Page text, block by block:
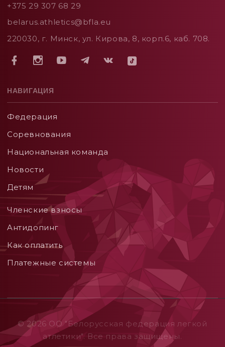
+375 29 307 68 29
belarus.athletics@bfla.eu
220030, г. Минск, ул. Кирова, 8, корп.6, каб. 708.
НАВИГАЦИЯ
Федерация
Соревнования
Национальная команда
Новости
Детям
Членские взносы
Aнтидопинг
Как оплатить
Платежные системы
© 2026 ОO "Белорусская федерация легкой
атлетики". Все права защищены.